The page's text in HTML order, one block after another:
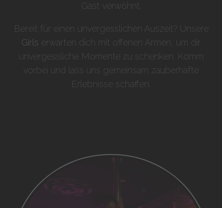
Gast verwöhnt.
Bereit für einen unvergesslichen Auszeit? Unsere
Girls erwarten dich mit offenen Armen, um dir
unvergessliche Momente zu schenken. Komm
vorbei und lass uns gemeinsam zauberhafte
Erlebnisse schaffen.